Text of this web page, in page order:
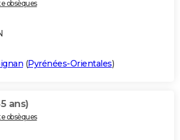
obsèques
(Pyrénées-Orientales)
ans)
obsèques